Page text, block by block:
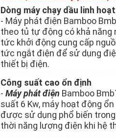
Dòng máy chạy dầu linh hoạt
- Máy phát điện Bamboo
theo tủ tự động có khả
tức khởi động cung cấp
tức ngắt điện để sử dụng
thiết bị điện.
Công suất cao ổn định
- Máy phát điện Bamboo
suất 6 Kw, máy hoạt động
được sử dụng phổ biến
thời năng lượng điện khi hệ